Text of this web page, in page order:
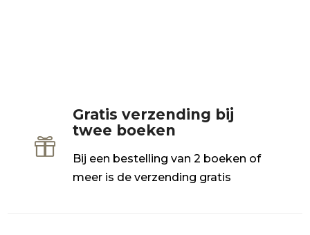

Gratis verzending bij
twee boeken
Bij een bestelling van 2 boeken of
meer is de verzending gratis